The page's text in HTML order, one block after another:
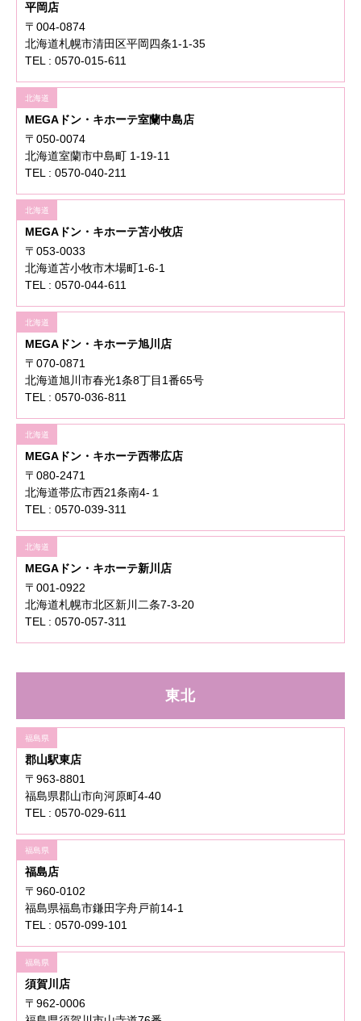
平岡店
〒004-0874
北海道札幌市清田区平岡四条1-1-35
TEL : 0570-015-611
北海道
MEGAドン・キホーテ室蘭中島店
〒050-0074
北海道室蘭市中島町 1-19-11
TEL : 0570-040-211
北海道
MEGAドン・キホーテ苫小牧店
〒053-0033
北海道苫小牧市木場町1-6-1
TEL : 0570-044-611
北海道
MEGAドン・キホーテ旭川店
〒070-0871
北海道旭川市春光1条8丁目1番65号
TEL : 0570-036-811
北海道
MEGAドン・キホーテ西帯広店
〒080-2471
北海道帯広市西21条南4-１
TEL : 0570-039-311
北海道
MEGAドン・キホーテ新川店
〒001-0922
北海道札幌市北区新川二条7-3-20
TEL : 0570-057-311
東北
福島県
郡山駅東店
〒963-8801
福島県郡山市向河原町4-40
TEL : 0570-029-611
福島県
福島店
〒960-0102
福島県福島市鎌田字舟戸前14-1
TEL : 0570-099-101
福島県
須賀川店
〒962-0006